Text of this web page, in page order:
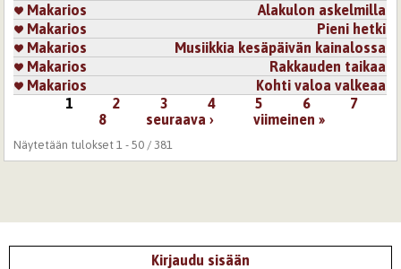
Makarios
Alakulon askelmilla
Makarios
Pieni hetki
Makarios
Musiikkia kesäpäivän kainalossa
Makarios
Rakkauden taikaa
Makarios
Kohti valoa valkeaa
1 2 3 4 5 6
7
8
seuraava › viimeinen »
Näytetään tulokset 1 - 50 / 381
Kirjaudu sisään